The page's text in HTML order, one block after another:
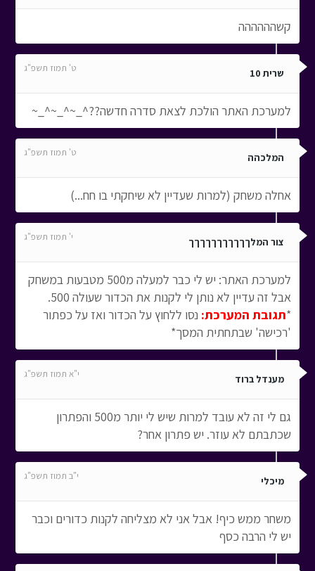
קשהההההה
שרית 10 ט' תמוז תשפ"ג
למערכת האתר הולכת לצאת סדרה חדשה??^_~^_~^_~
המלכהה ט' תמוז תשפ"ג
אחלה משחק (למרות שעדיין לא שיחקתי בו חח...)
צור המלךךךךךךךךךךך י' תמוז תשפ"ג
למערכת האתר: יש לי כבר למעלה מ500 מטבעות במשחק
אבל זה עדיין לא נותן לי לקנות את הכדור שעולה 500.
*תגובת המערכת: נסו ללחוץ על הכדור ואז על כפתור
'רכישה' שבתחתית המסך*
מענדל ברוד י"א תמוז תשפ"ג
גם לי זה לא עובד למרות שיש לי יותר מ500 והפתרון
שכתבתם לא עוזר. יש פתרון אחר?
מיכלי י"ב תמוז תשפ"ג
משחר ממש כיף! אבל אני לא מצליחה לקנות כדורים וכבר
יש לי הרבה כסף